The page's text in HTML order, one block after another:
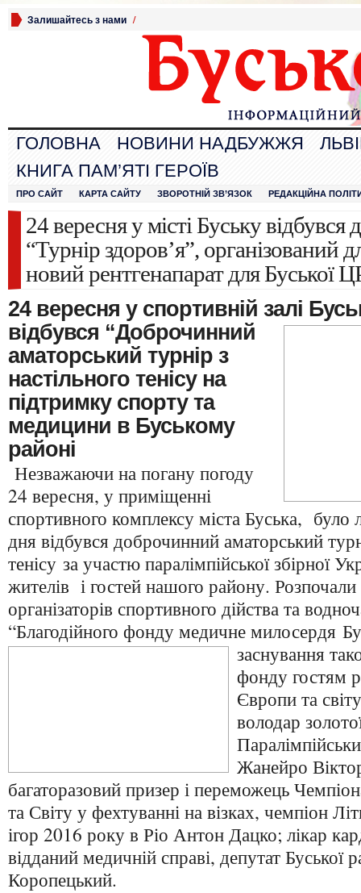
Залишайтесь з нами /
ГОЛОВНА НОВИНИ НАДБУЖЖЯ
КНИГА ПАМ’ЯТІ ГЕРОЇВ
ПРО САЙТ КАРТА САЙТУ ЗВОРОТНІЙ ЗВ’ЯЗОК РЕДАКЦІЙНА
24 вересня у місті Буську
“Турнір здоров’я”, організований
новий рентгенапарат для Буської
24 вересня у спортивній залі
відбувся “Доброчинний
аматорський турнір з
настільного тенісу на
підтримку спорту та
медицини в Буському
районі
Незважаючи на погану погоду
24 вересня, у приміщенні
спортивного комплексу міста Буська,
дня відбувся доброчинний аматорський
тенісу за участю паралімпійської збірної
жителів і гостей нашого району. Розпочали
організаторів спортивного дійства та
“Благодійного фонду медичне милосердя
заснування
фонду гостям
Європи та
володар
Жанейро
багаторазовий призер і переможець
та Світу у фехтуванні на візках, чемпіон
ігор 2016 року в Ріо Антон Дацко; лікар
відданий медичній справі, депутат
Коропецький.